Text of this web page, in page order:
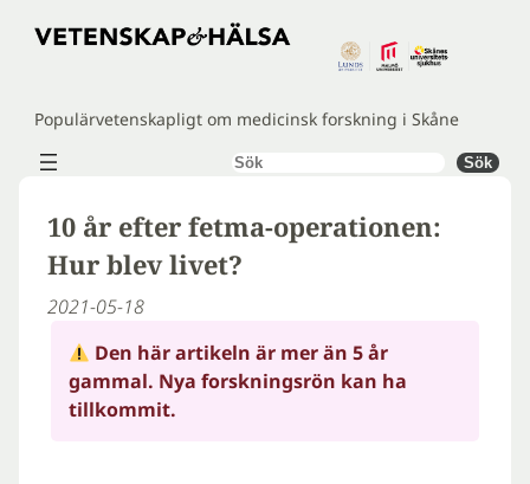
Hoppa
Populärvetenskapligt om medicinsk forskning i Skåne
Sök Sök
10 år efter fetma-operationen:
Hur blev livet?
2021-05-18
Den här artikeln är mer än 5 år
gammal. Nya forskningsrön kan ha
tillkommit.